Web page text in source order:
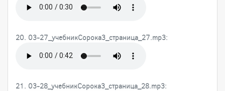
20. 03-27_учебникСорока3_страница_27.mp3:
21. 03-28_учебникСорока3_страница_28.mp3: